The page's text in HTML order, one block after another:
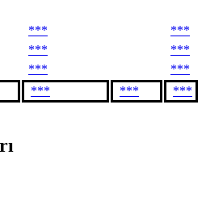
***
***
***
***
***
***
*** ***
***